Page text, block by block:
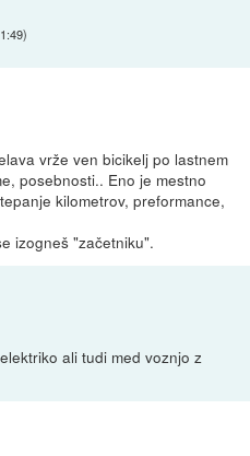
)
vrže ven bicikelj po lastnem
posebnosti.. Eno je mestno
kilometrov, preformance,
izogneš "začetniku".
ali tudi med voznjo z